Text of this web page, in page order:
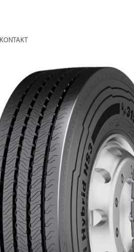
KONTAKT